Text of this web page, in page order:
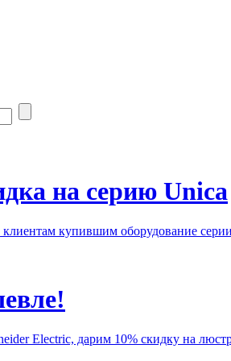
на серию Unica
купившим оборудование
Electric, дарим 10% скидку на